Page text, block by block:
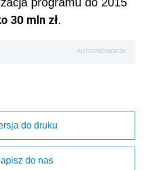
programu do 2015
30 mln zł.
AUTOPROMOCJA
do druku
do nas